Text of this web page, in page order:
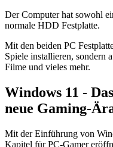
Der Computer hat sowohl
normale HDD Festplatte.
Mit den beiden PC
Spiele installieren, sondern
Filme und vieles mehr.
Windows 11 -
neue Gaming-
Mit der Einführung von
Kapitel für PC-Gamer